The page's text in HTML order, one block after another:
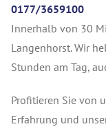
0177/3659100
Innerhalb von 30
Langenhorst. Wir
Stunden am Tag,
Profitieren Sie von
Erfahrung und